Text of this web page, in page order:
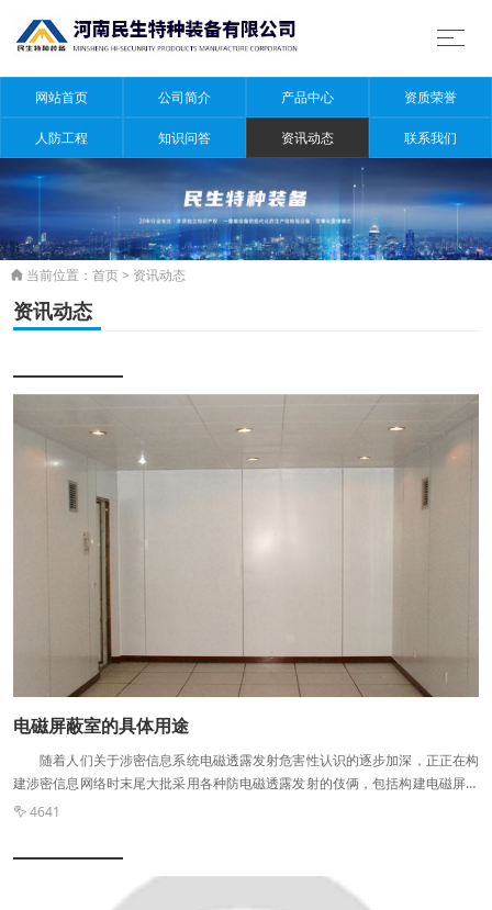
网站首页 公司简介 产品中心 资质荣誉
人防工程 知识问答 资讯动态 联系我们
 当前位置： 首页> 资讯动态
资讯动态
电磁屏蔽室的具体用途
随着人们关于涉密信息系统电磁透露发射危害性认识的逐步加深，正正在构
建涉密信息网络时末尾大批采用各种防电磁透露发射的伎俩，包括构建电磁屏蔽
室、建造光缆和屏障双绞线、使用低辐射设备、红黑电源隔离插座、屏蔽机柜和
但是理论检测中发现，通过了实验室严厉测试的屏蔽机柜正正在理论使用环境的
使用效果往往达不到设计要求，这使许多用户发作了屏蔽机柜并不能有效防护电
 4641